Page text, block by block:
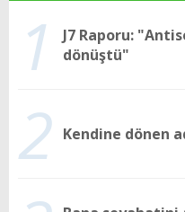
1
J7 Raporu:
dönüştü"
2 Kendine dönen